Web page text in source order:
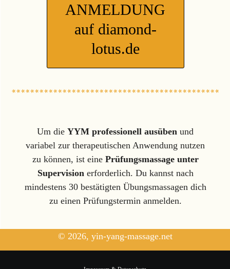
ANMELDUNG
auf diamond-
lotus.de
Um die YYM professionell ausüben und
variabel zur therapeutischen Anwendung nutzen
zu können, ist eine Prüfungsmassage unter
Supervision erforderlich. Du kannst nach
mindestens 30 bestätigten Übungsmassagen dich
zu einen Prüfungstermin anmelden.
© 2026, yin-yang-massage.net